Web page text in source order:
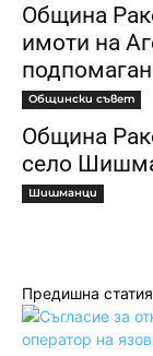
Община
имоти на
Общински съвет
Община
село
Шишманци
Предишна статия